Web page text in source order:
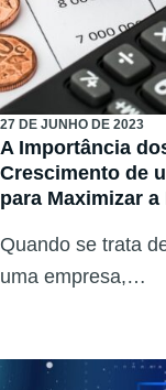
27 DE JUNHO DE 2023
A Importância
Crescimento de
para Maximizar
Quando se trata
uma empresa,…